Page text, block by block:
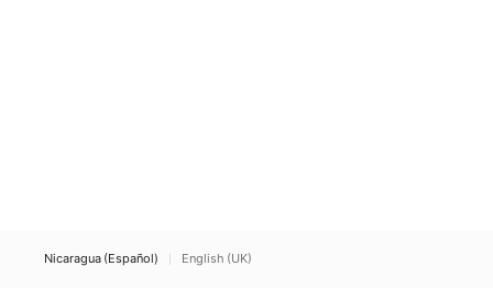
Nicaragua (Español) English (UK)